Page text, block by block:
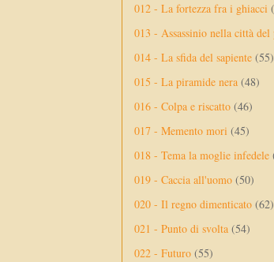
012 - La fortezza fra i ghiacci
013 - Assassinio nella città del
014 - La sfida del sapiente (55)
015 - La piramide nera (48)
016 - Colpa e riscatto (46)
017 - Memento mori (45)
018 - Tema la moglie infedele
019 - Caccia all'uomo (50)
020 - Il regno dimenticato (62)
021 - Punto di svolta (54)
022 - Futuro (55)